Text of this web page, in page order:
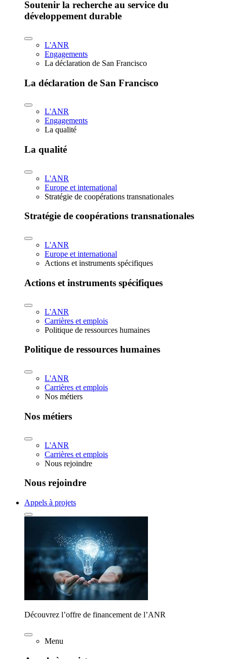
Soutenir la recherche au service du
développement durable
L'ANR
Engagements
La déclaration de San Francisco
La déclaration de San Francisco
L'ANR
Engagements
La qualité
La qualité
L'ANR
Europe et international
Stratégie de coopérations transnationales
Stratégie de coopérations transnationales
L'ANR
Europe et international
Actions et instruments spécifiques
Actions et instruments spécifiques
L'ANR
Carrières et emplois
Politique de ressources humaines
Politique de ressources humaines
L'ANR
Carrières et emplois
Nos métiers
Nos métiers
L'ANR
Carrières et emplois
Nous rejoindre
Nous rejoindre
Appels à projets
Découvrez l’offre de financement de l’ANR
Menu